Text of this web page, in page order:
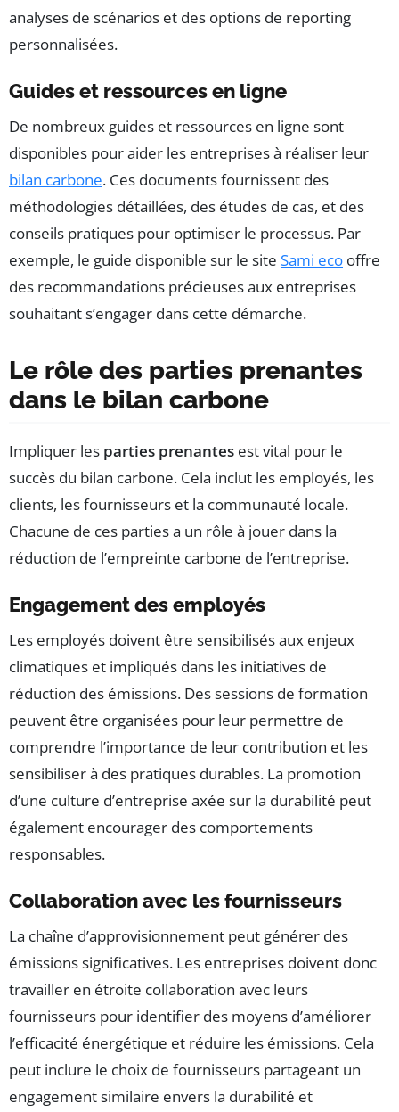
analyses de scénarios et des options de reporting
personnalisées.
Guides et ressources en ligne
De nombreux guides et ressources en ligne sont
disponibles pour aider les entreprises à réaliser leur
bilan carbone. Ces documents fournissent des
méthodologies détaillées, des études de cas, et des
conseils pratiques pour optimiser le processus. Par
exemple, le guide disponible sur le site Sami eco offre
des recommandations précieuses aux entreprises
souhaitant s’engager dans cette démarche.
Le rôle des parties prenantes
dans le bilan carbone
Impliquer les parties prenantes est vital pour le
succès du bilan carbone. Cela inclut les employés, les
clients, les fournisseurs et la communauté locale.
Chacune de ces parties a un rôle à jouer dans la
réduction de l’empreinte carbone de l’entreprise.
Engagement des employés
Les employés doivent être sensibilisés aux enjeux
climatiques et impliqués dans les initiatives de
réduction des émissions. Des sessions de formation
peuvent être organisées pour leur permettre de
comprendre l’importance de leur contribution et les
sensibiliser à des pratiques durables. La promotion
d’une culture d’entreprise axée sur la durabilité peut
également encourager des comportements
responsables.
Collaboration avec les fournisseurs
La chaîne d’approvisionnement peut générer des
émissions significatives. Les entreprises doivent donc
travailler en étroite collaboration avec leurs
fournisseurs pour identifier des moyens d’améliorer
l’efficacité énergétique et réduire les émissions. Cela
peut inclure le choix de fournisseurs partageant un
engagement similaire envers la durabilité et